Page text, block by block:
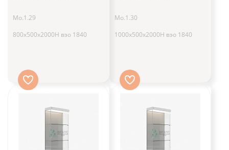
Мо.1.29
800х500х2000H вэо 1840
Мо.1.30
1000х500х2000H вэо 1840